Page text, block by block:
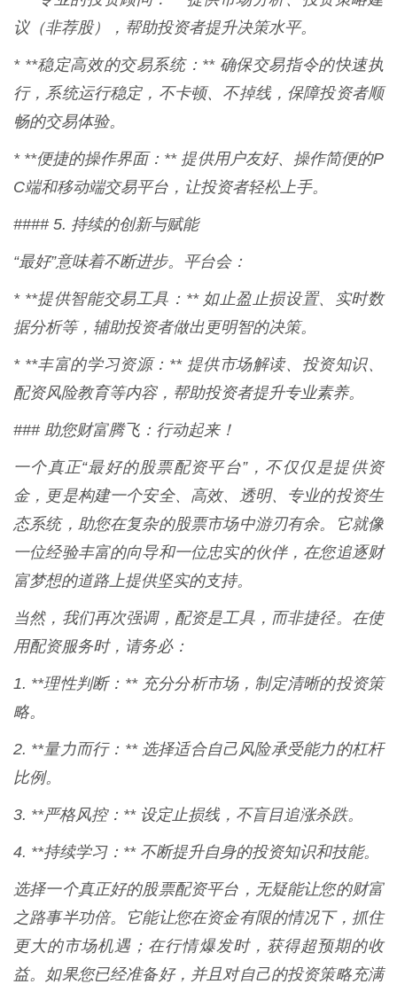
议（非荐股），帮助投资者提升决策水平。
* **稳定高效的交易系统：** 确保交易指令的快速执
行，系统运行稳定，不卡顿、不掉线，保障投资者顺
畅的交易体验。
* **便捷的操作界面：** 提供用户友好、操作简便的P
C端和移动端交易平台，让投资者轻松上手。
#### 5. 持续的创新与赋能
“最好”意味着不断进步。平台会：
* **提供智能交易工具：** 如止盈止损设置、实时数
据分析等，辅助投资者做出更明智的决策。
* **丰富的学习资源：** 提供市场解读、投资知识、
配资风险教育等内容，帮助投资者提升专业素养。
### 助您财富腾飞：行动起来！
一个真正“最好的股票配资平台”，不仅仅是提供资
金，更是构建一个安全、高效、透明、专业的投资生
态系统，助您在复杂的股票市场中游刃有余。它就像
一位经验丰富的向导和一位忠实的伙伴，在您追逐财
富梦想的道路上提供坚实的支持。
当然，我们再次强调，配资是工具，而非捷径。在使
用配资服务时，请务必：
1. **理性判断：** 充分分析市场，制定清晰的投资策
略。
2. **量力而行：** 选择适合自己风险承受能力的杠杆
比例。
3. **严格风控：** 设定止损线，不盲目追涨杀跌。
4. **持续学习：** 不断提升自身的投资知识和技能。
选择一个真正好的股票配资平台，无疑能让您的财富
之路事半功倍。它能让您在资金有限的情况下，抓住
更大的市场机遇；在行情爆发时，获得超预期的收
益。如果您已经准备好，并且对自己的投资策略充满